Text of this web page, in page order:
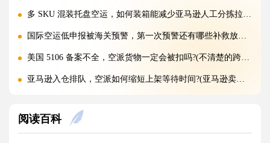
多 SKU 混装托盘空运，如何装箱能减少亚马逊人工分拣拉长上架时长?(国际空运干货知识分享)
国际空运低申报被海关预警，第一次预警还有哪些补救放行办法(外贸人请注意)
美国 5106 备案不全，空派货物一定会被扣吗?(不清楚的跨境电商卖家看过来)
亚马逊入仓排队，空派如何缩短上架等待时间?(亚马逊卖家必看篇)
凌晨落地的红眼航班空运，末端机场分拣会额外拉长多久派送时效?(不清楚的外贸人看过来)
阅读百科